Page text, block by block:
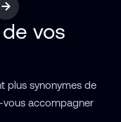
vos
plus synonymes de
vous accompagner